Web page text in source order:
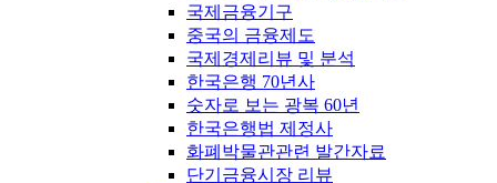
국제금융기구
중국의 금융제도
국제경제리뷰 및 분석
한국은행 70년사
숫자로 보는 광복 60년
한국은행법 제정사
화폐박물관관련 발간자료
단기금융시장 리뷰